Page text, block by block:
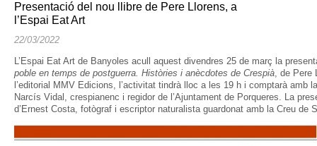
Presentació del nou llibre de Pere Llorens, a
l’Espai Eat Art
22/03/2022
L’Espai Eat Art de Banyoles acull aquest divendres 25 de març la
poble en temps de postguerra. Històries i anècdotes de Crespià , de
l’editorial MMV Edicions, l’activitat tindrà lloc a les 19 h i comptarà amb
Narcís Vidal, crespianenc i regidor de l’Ajuntament de Porqueres. La
d’Ernest Costa, fotògraf i escriptor naturalista guardonat amb la Creu de